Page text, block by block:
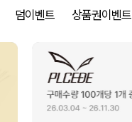
덤이벤트 상품권이벤트